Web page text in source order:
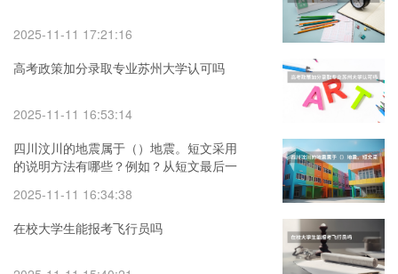
2025-11-11 17:21:16
高考政策加分录取专业苏州大学认可吗
2025-11-11 16:53:14
四川汶川的地震属于（）地震。短文采用
的说明方法有哪些？例如？从短文最后一
2025-11-11 16:34:38
在校大学生能报考飞行员吗